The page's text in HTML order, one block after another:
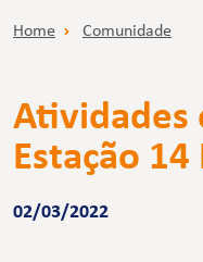
Home Comunidade
Atividades
Estação 14
02/03/2022